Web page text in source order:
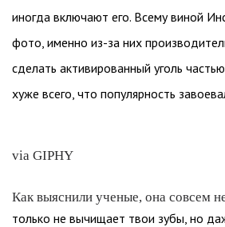
иногда включают его. Всему виной
фото, именно из-за них
сделать активированный уголь
хуже всего, что популярность
via GIPHY
Как выяснили ученые, она совсем
только не вычищает твои зубы, но